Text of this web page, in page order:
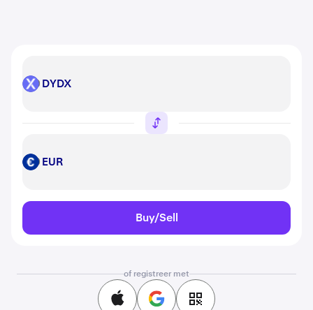
DYDX DYDX
EUR EUR
Buy/Sell
of registreer met